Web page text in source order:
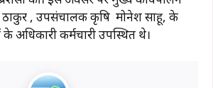
ठाकुर , उपसंचालक कृषि मोनेश साहू, के
अधिकारी कर्मचारी उपस्थित थे।